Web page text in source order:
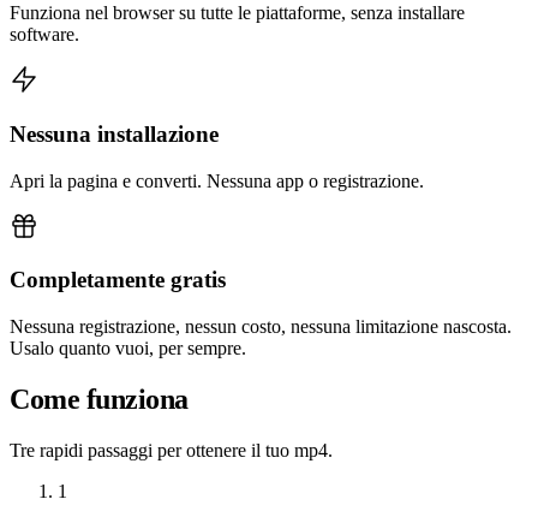
Funziona nel browser su tutte le piattaforme, senza installare
software.
Nessuna installazione
Apri la pagina e converti. Nessuna app o registrazione.
Completamente gratis
Nessuna registrazione, nessun costo, nessuna limitazione nascosta.
Usalo quanto vuoi, per sempre.
Come funziona
Tre rapidi passaggi per ottenere il tuo mp4.
1